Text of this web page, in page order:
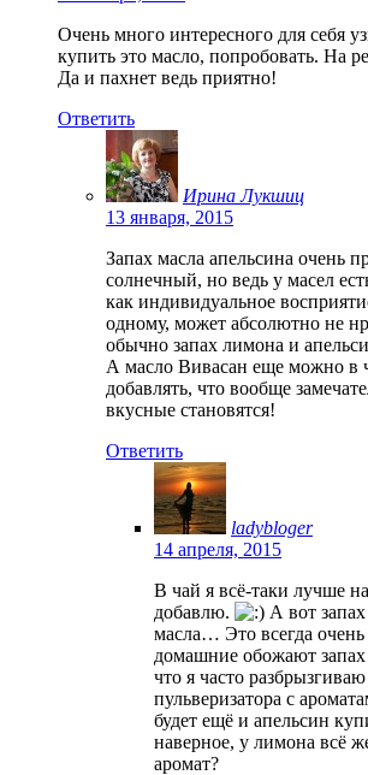
Очень много интересного для себя
купить это масло, попробовать. На
Да и пахнет ведь приятно!
Ответить
Ирина Лукшиц
13 января, 2015
Запах масла апельсина очень
солнечный, но ведь у масел
как индивидуальное
одному, может абсолютно не
обычно запах лимона и
А масло Вивасан еще можно в
добавлять, что вообще
вкусные становятся!
Ответить
ladybloger
14 апреля, 2015
В чай я всё-таки лучше
добавлю.
А вот
масла… Это всегда
домашние обожают
что я часто
пульверизатора с
будет ещё и апельсин
наверное, у лимона всё
аромат?